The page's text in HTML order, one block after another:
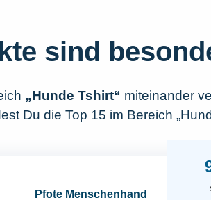
sind
„Hunde Tshirt“ miteinander
Du die Top 15 im Bereich
Pfote Menschenhand